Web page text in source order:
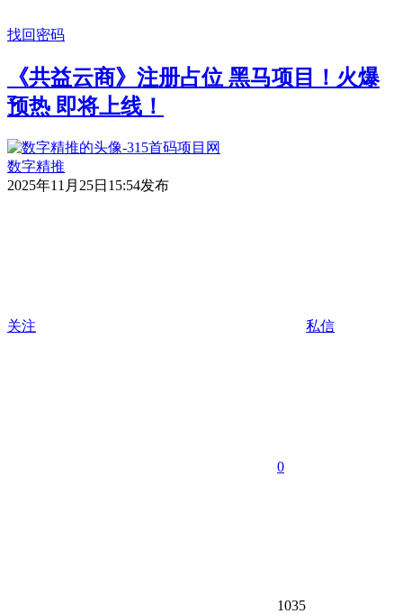
找回密码
《共益云商》注册占位 黑马项目！火爆
预热 即将上线！
数字精推
2025年11月25日15:54发布
关注 私信
0
1035